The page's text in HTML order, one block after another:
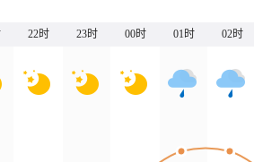
22时 23时 00时 01时 02时